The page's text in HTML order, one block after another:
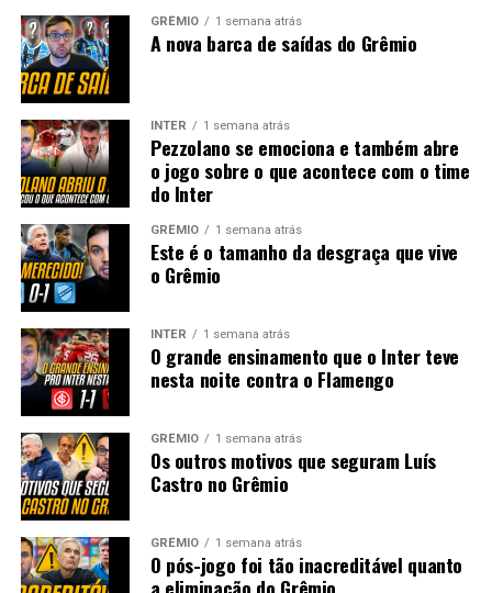
GRÊMIO 1 semana atrás
A nova barca de saídas do Grêmio
INTER 1 semana atrás
Pezzolano se emociona e também abre
o jogo sobre o que acontece com o time
do Inter
GRÊMIO 1 semana atrás
Este é o tamanho da desgraça que vive
o Grêmio
INTER 1 semana atrás
O grande ensinamento que o Inter teve
nesta noite contra o Flamengo
GRÊMIO 1 semana atrás
Os outros motivos que seguram Luís
Castro no Grêmio
GRÊMIO 1 semana atrás
O pós-jogo foi tão inacreditável quanto